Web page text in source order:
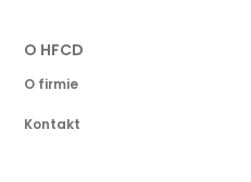
O HFCD
O firmie
Kontakt